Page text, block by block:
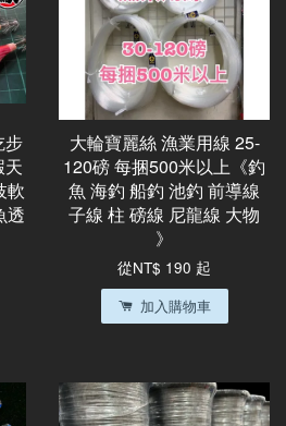
步
天
軟
透
大輪寶麗絲 漁業用線 25-
120磅 每捆500米以上《釣
魚 海釣 船釣 池釣 前導線
子線 柱 磅線 尼龍線 大物
》
從NT$ 190 起
加入購物車